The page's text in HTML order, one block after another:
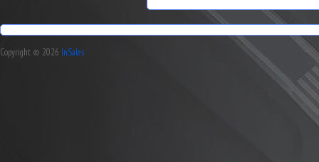
Copyright © 2026 InSales